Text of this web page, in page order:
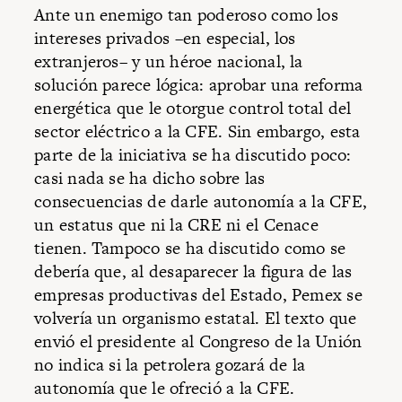
Ante un enemigo tan poderoso como los
intereses privados –en especial, los
extranjeros– y un héroe nacional, la
solución parece lógica: aprobar una reforma
energética que le otorgue control total del
sector eléctrico a la CFE. Sin embargo, esta
parte de la iniciativa se ha discutido poco:
casi nada se ha dicho sobre las
consecuencias de darle autonomía a la CFE,
un estatus que ni la CRE ni el Cenace
tienen. Tampoco se ha discutido como se
debería que, al desaparecer la figura de las
empresas productivas del Estado, Pemex se
volvería un organismo estatal. El texto que
envió el presidente al Congreso de la Unión
no indica si la petrolera gozará de la
autonomía que le ofreció a la CFE.